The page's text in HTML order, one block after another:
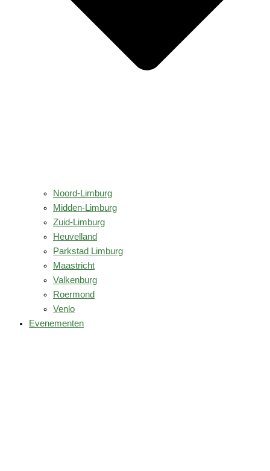
Noord-Limburg
Midden-Limburg
Zuid-Limburg
Heuvelland
Parkstad Limburg
Maastricht
Valkenburg
Roermond
Venlo
Evenementen